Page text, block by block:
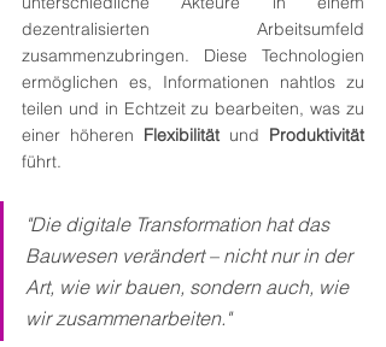
dezentralisierten Arbeitsumfeld
zusammenzubringen. Diese Technologien
ermöglichen es, Informationen nahtlos zu
teilen und in Echtzeit zu bearbeiten, was zu
einer höheren Flexibilität und
führt.
"Die digitale Transformation hat das
Bauwesen verändert – nicht nur in der
Art, wie wir bauen, sondern auch, wie
wir zusammenarbeiten."